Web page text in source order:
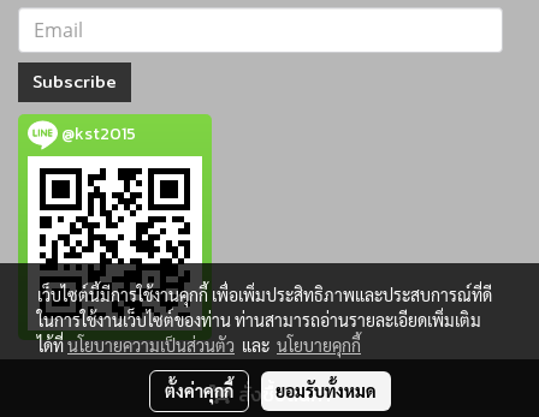
สั่งซื้อสินค้า
Subscribe
@kst2015
Copy right by บริษัท โคราชค้าเหล็ก จำกัด
เว็บไซต์นี้มีการใช้งานคุกกี้ เพื่อเพิ่มประสิทธิภาพและประสบการณ์ที่ดี
ในการใช้งานเว็บไซต์ของท่าน ท่านสามารถอ่านรายละเอียดเพิ่มเติม
ได้ที่นโยบายความเป็นส่วนตัว และ นโยบายคุกกี้
ตั้งค่าคุกกี้ ยอมรับทั้งหมด